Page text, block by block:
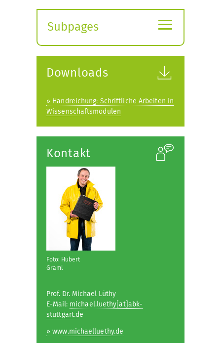
Subpages
submenu
≡
Downloads
» Handreichung: Schriftliche Arbeiten in
Wissenschaftsmodulen
Kontakt
Foto: Hubert
Graml
Prof. Dr. Michael Lüthy
E-Mail: michael.luethy[at]abk-
stuttgart.de
» www.michaelluethy.de